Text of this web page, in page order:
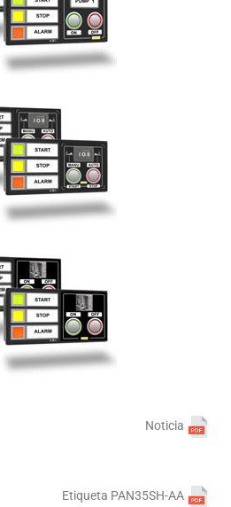
Noticia
Etiqueta PAN35SH-AA